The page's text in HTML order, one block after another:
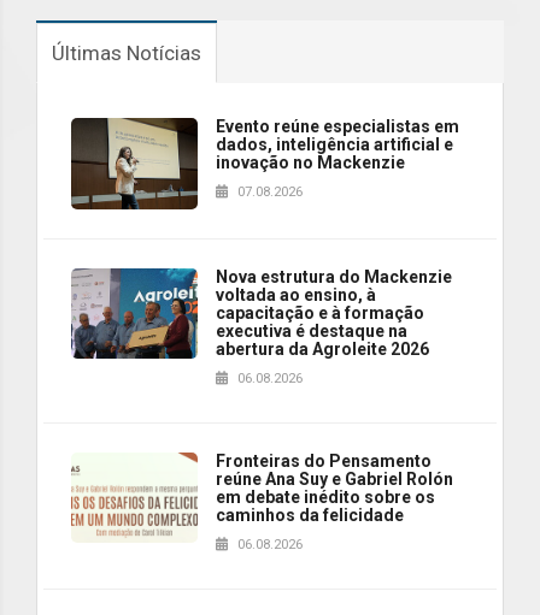
Últimas Notícias
Evento reúne especialistas em
dados, inteligência artificial e
inovação no Mackenzie
07.08.2026
Nova estrutura do Mackenzie
voltada ao ensino, à
capacitação e à formação
executiva é destaque na
abertura da Agroleite 2026
06.08.2026
Fronteiras do Pensamento
reúne Ana Suy e Gabriel Rolón
em debate inédito sobre os
caminhos da felicidade
06.08.2026